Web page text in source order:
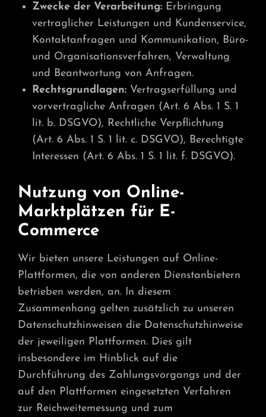
Zwecke der Verarbeitung:Erbringung
vertraglicher Leistungen und Kundenservice,
Kontaktanfragen und Kommunikation, Büro-
und Organisationsverfahren, Verwaltung
und Beantwortung von Anfragen.
Rechtsgrundlagen:Vertragserfüllung und
vorvertragliche Anfragen (Art. 6 Abs. 1 S. 1
lit. b. DSGVO), Rechtliche Verpflichtung
(Art. 6 Abs. 1 S. 1 lit. c. DSGVO), Berechtigte
Interessen (Art. 6 Abs. 1 S. 1 lit. f. DSGVO).
Nutzung von Online-
Marktplätzen für E-
Commerce
Wir bieten unsere Leistungen auf Online-
Plattformen, die von anderen Dienstanbietern
betrieben werden, an. In diesem
Zusammenhang gelten zusätzlich zu unseren
Datenschutzhinweisen die Datenschutzhinweise
der jeweiligen Plattformen. Dies gilt
insbesondere im Hinblick auf die
Durchführung des Zahlungsvorgangs und der
auf den Plattformen eingesetzten Verfahren
zur Reichweitemessung und zum